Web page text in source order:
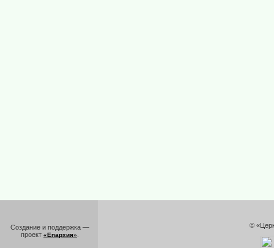
Создание и поддержка —
проект «Епархия»
©